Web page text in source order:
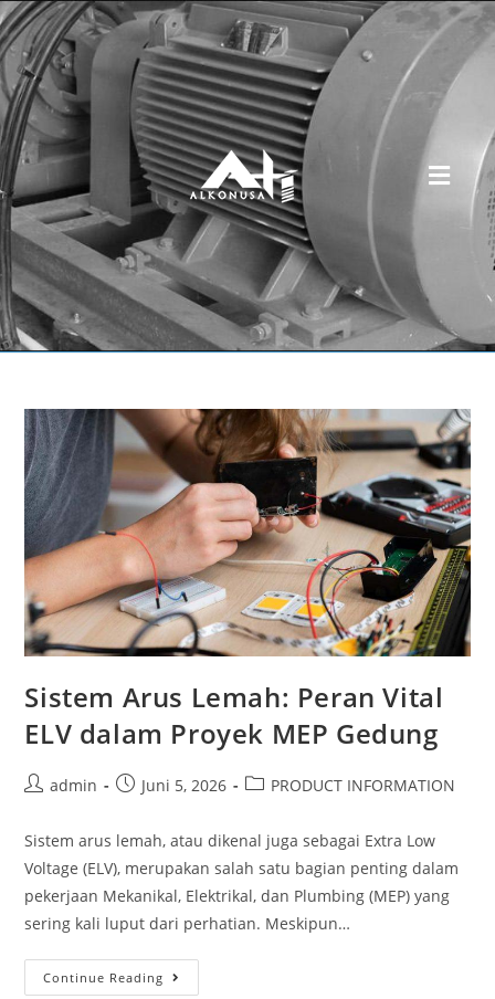
Sistem Arus Lemah: Peran Vital
ELV dalam Proyek MEP Gedung
admin Juni 5, 2026 PRODUCT INFORMATION
Sistem arus lemah, atau dikenal juga sebagai Extra Low
Voltage (ELV), merupakan salah satu bagian penting dalam
pekerjaan Mekanikal, Elektrikal, dan Plumbing (MEP) yang
sering kali luput dari perhatian. Meskipun…
Continue Reading